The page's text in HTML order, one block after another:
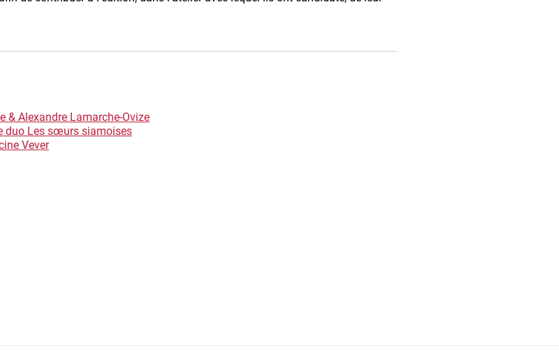
& Alexandre Lamarche-Ovize
duo Les sœurs siamoises
Vever